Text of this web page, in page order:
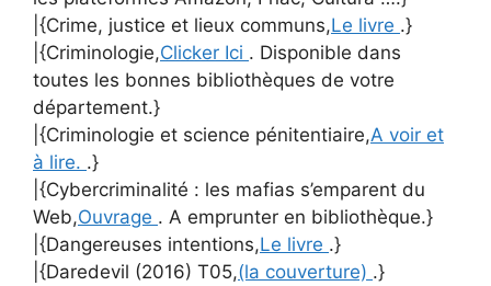
|{Crime, justice et lieux communs,Le livre .}
|{Criminologie,Clicker Ici . Disponible dans
toutes les bonnes bibliothèques de votre
département.}
|{Criminologie et science pénitentiaire,A voir et
à lire. .}
|{Cybercriminalité : les mafias s’emparent du
Web,Ouvrage . A emprunter en bibliothèque.}
|{Dangereuses intentions,Le livre .}
|{Daredevil (2016) T05,(la couverture) .}